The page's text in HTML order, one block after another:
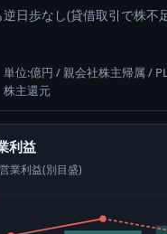
日歩なし(貸借取引で株不
単位:億円 / 親会社株主帰属 /
株主還元
利益
業利益(別目盛)